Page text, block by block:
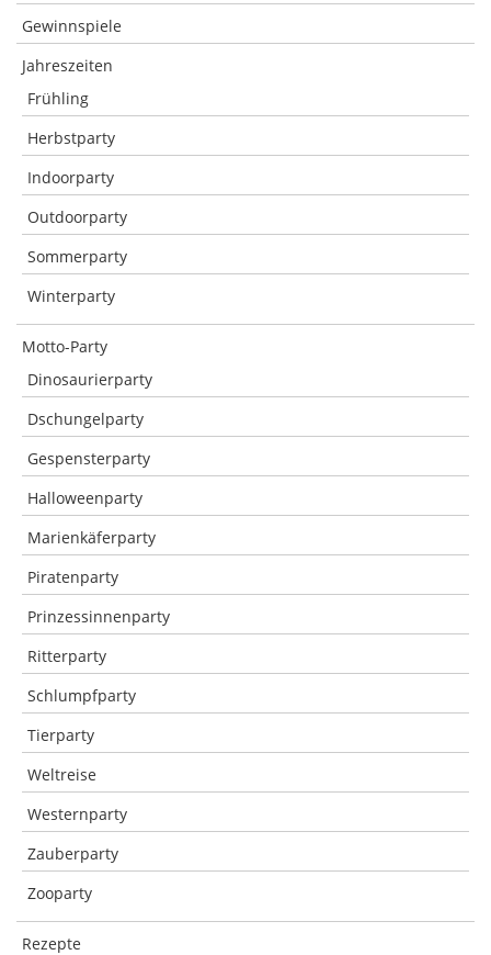
Gewinnspiele
Jahreszeiten
Frühling
Herbstparty
Indoorparty
Outdoorparty
Sommerparty
Winterparty
Motto-Party
Dinosaurierparty
Dschungelparty
Gespensterparty
Halloweenparty
Marienkäferparty
Piratenparty
Prinzessinnenparty
Ritterparty
Schlumpfparty
Tierparty
Weltreise
Westernparty
Zauberparty
Zooparty
Rezepte